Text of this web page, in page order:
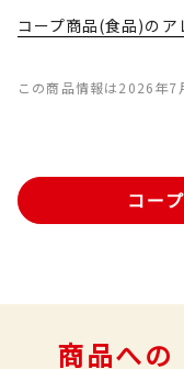
コープ商品(食品)のア
この商品情報は2026年7
コー
商品への